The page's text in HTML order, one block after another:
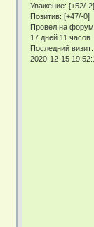
Уважение: [+52/-2]
Позитив: [+47/-0]
Провел на
17 дней 11 часов
Последний визит:
2020-12-15